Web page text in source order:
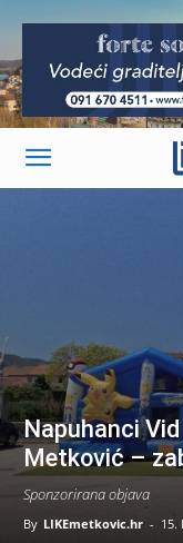
Napuhanci
Metković –
Sponzorirana objava
By LIKEmetkovic.hr - 15.